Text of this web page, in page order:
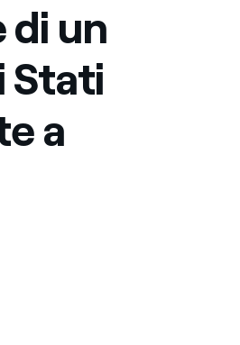
di un
Stati
a